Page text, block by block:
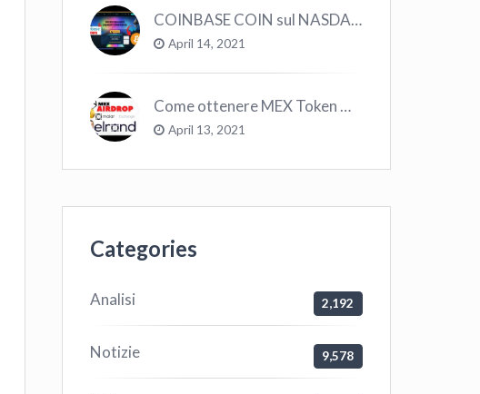
COINBASE COIN sul NASDAQ e le CRYPTO volano!
April 14, 2021
Come ottenere MEX Token GRATIS su Elrond ?
April 13, 2021
Categories
Analisi 2,192
Notizie 9,578